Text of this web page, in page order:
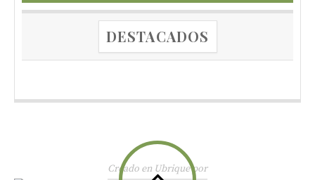
DESTACADOS
Creado en Ubrique por